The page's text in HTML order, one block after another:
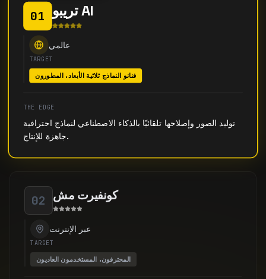
01 تريبو AI
عالمي
TARGET
فنانو النماذج ثلاثية الأبعاد، المطورون
THE EDGE
توليد الصور وإصلاحها تلقائيًا بالذكاء الاصطناعي لنماذج احترافية
جاهزة للإنتاج.
02 كونفيرت مش
عبر الإنترنت
TARGET
المحترفون، المستخدمون العاديون